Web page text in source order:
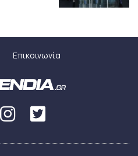
Επικοινωνία